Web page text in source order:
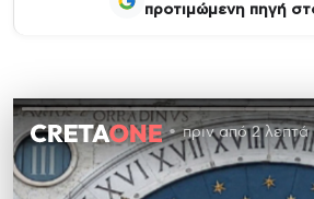
προτιμώμενη πηγή
πριν από 2 λεπτά